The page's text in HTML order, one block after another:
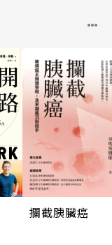
攔截胰臟癌